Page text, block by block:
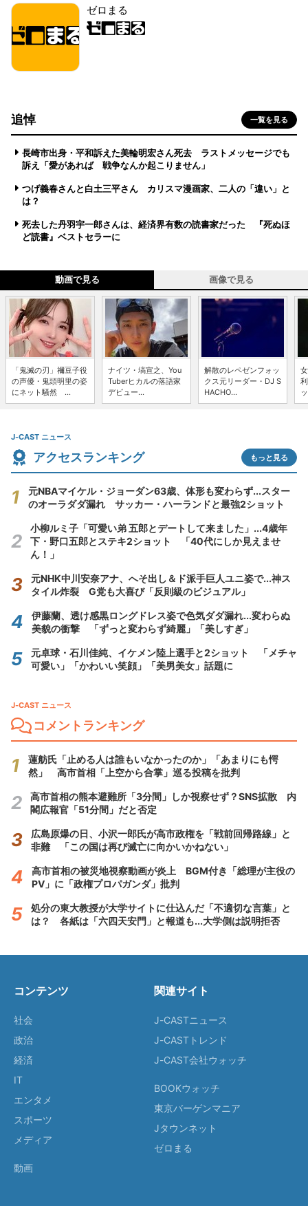
ゼロまる
追悼 一覧を見る
長崎市出身・平和訴えた美輪明宏さん死去 ラストメッセージでも
訴え「愛があれば 戦争なんか起こりません」
つげ義春さんと白土三平さん カリスマ漫画家、二人の「違い」と
は？
死去した丹羽宇一郎さんは、経済界有数の読書家だった 『死ぬほ
ど読書』ベストセラーに
動画で見る 画像で見る
「鬼滅の刃」禰豆子役
の声優・鬼頭明里の姿
にネット騒然 ...
ナイツ・塙宣之、You
Tuberヒカルの落語家
デビュー...
解散のレペゼンフォッ
クス元リーダー・DJ S
HACHO...
J-CAST ニュース
アクセスランキング もっと見る
元NBAマイケル・ジョーダン63歳、体形も変わらず...スター
のオーラダダ漏れ サッカー・ハーランドと最強2ショット
小柳ルミ子「可愛い弟 五郎とデートして来ました」...4歳年
下・野口五郎とステキ2ショット 「40代にしか見えませ
ん！」
元NHK中川安奈アナ、へそ出し＆ド派手巨人ユニ姿で...神ス
タイル炸裂 G党も大喜び「反則級のビジュアル」
伊藤蘭、透け感黒ロングドレス姿で色気ダダ漏れ...変わらぬ
美貌の衝撃 「ずっと変わらず綺麗」「美しすぎ」
元卓球・石川佳純、イケメン陸上選手と2ショット 「メチャ
可愛い」「かわいい笑顔」「美男美女」話題に
J-CAST ニュース
コメントランキング
蓮舫氏「止める人は誰もいなかったのか」「あまりにも愕
然」 高市首相「上空から合掌」巡る投稿を批判
高市首相の熊本避難所「3分間」しか視察せず？SNS拡散 内
閣広報官「51分間」だと否定
広島原爆の日、小沢一郎氏が高市政権を「戦前回帰路線」と
非難 「この国は再び滅亡に向かいかねない」
高市首相の被災地視察動画が炎上 BGM付き「総理が主役の
PV」に「政権プロパガンダ」批判
処分の東大教授が大学サイトに仕込んだ「不適切な言葉」と
は？ 各紙は「六四天安門」と報道も...大学側は説明拒否
コンテンツ
社会
政治
経済
IT
エンタメ
スポーツ
メディア
動画
関連サイト
J-CASTニュース
J-CASTトレンド
J-CAST会社ウォッチ
BOOKウォッチ
東京バーゲンマニア
Jタウンネット
ゼロまる